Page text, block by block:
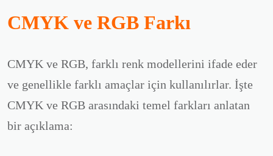
CMYK ve RGB Farkı
CMYK ve RGB, farklı renk modellerini ifade eder
ve genellikle farklı amaçlar için kullanılırlar. İşte
CMYK ve RGB arasındaki temel farkları anlatan
bir açıklama: